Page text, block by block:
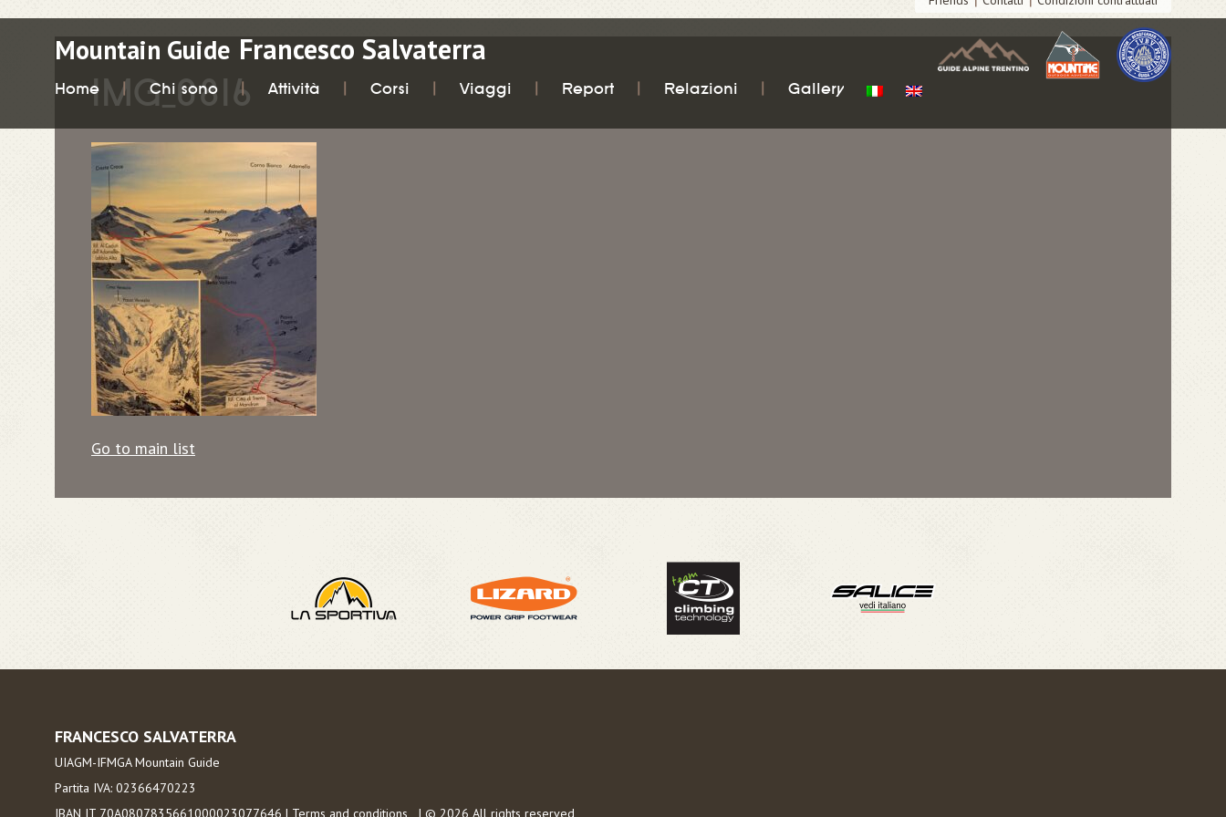
Mountain Guide Francesco Salvaterra
Home Chi sono Attività Corsi Viaggi Report Relazioni Gallery
IMG_0816
Go to main list
FRANCESCO SALVATERRA
UIAGM-IFMGA Mountain Guide
Partita IVA: 02366470223
IBAN IT 70A0807835661000023077646 | Terms and conditions | © 2026 All rights reserved